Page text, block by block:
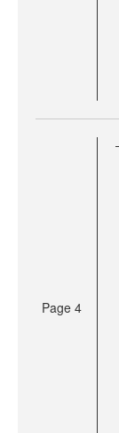
Page 4